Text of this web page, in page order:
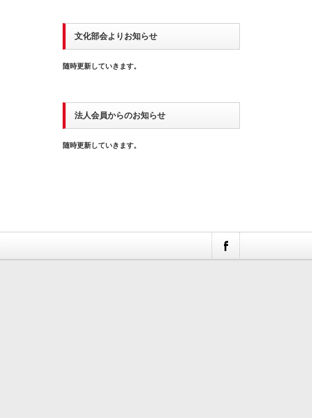
文化部会よりお知らせ
随時更新していきます。
法人会員からのお知らせ
随時更新していきます。